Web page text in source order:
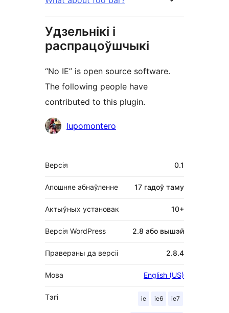
Удзельнікі і
распрацоўшчыкі
“No IE” is open source software.
The following people have
contributed to this plugin.
Удзельнікіlupomontero
Мета
Версія 0.1
Апошняе абнаўленне 17 гадоў таму
Актыўных установак 10+
Версія WordPress 2.8 або вышэй
Правераны да версіі 2.8.4
Мова English (US)
Тэгі ie ie6 ie7